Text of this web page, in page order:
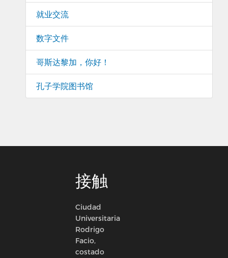
就业交流
数字文件
哥斯达黎加，你好！
孔子学院图书馆
接触
Ciudad
Universitaria
Rodrigo
Facio,
costado